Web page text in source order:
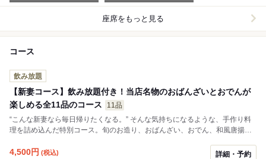
座席をもっと見る
コース
飲み放題
【新妻コース】飲み放題付き！当店名物のおばんざいとおでんが
楽しめる全11品のコース
11品
“こんな新妻なら毎日帰りたくなる。” そんな気持ちになるような、手作り料
理を詰め込んだ特別コース。旬のお造り、おばんざい、おでん、和風唐揚
4,500円 (税込) 詳細・予約